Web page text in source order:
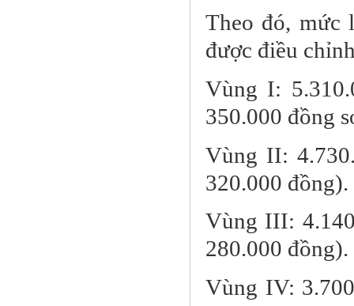
Theo đó, mức
được điều
Vùng I:
350.000 đồng
Vùng II:
320.000 đồng).
Vùng III:
280.000 đồng).
Vùng IV: